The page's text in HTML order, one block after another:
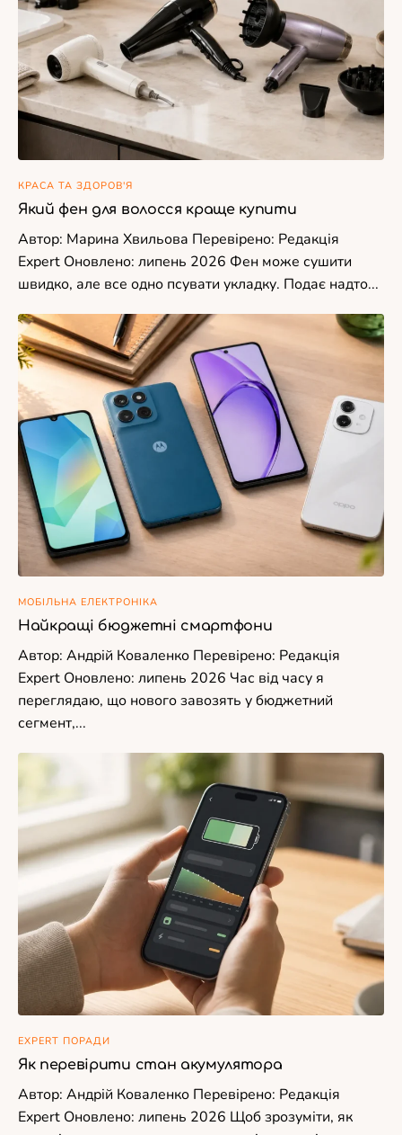
КРАСА ТА ЗДОРОВ'Я
Який фен для волосся краще купити
Автор: Марина Хвильова Перевірено: Редакція
Expert Оновлено: липень 2026 Фен може сушити
швидко, але все одно псувати укладку. Подає надто...
МОБІЛЬНА ЕЛЕКТРОНІКА
Найкращі бюджетні смартфони
Автор: Андрій Коваленко Перевірено: Редакція
Expert Оновлено: липень 2026 Час від часу я
переглядаю, що нового завозять у бюджетний
сегмент,...
EXPERT ПОРАДИ
Як перевірити стан акумулятора
Автор: Андрій Коваленко Перевірено: Редакція
Expert Оновлено: липень 2026 Щоб зрозуміти, як